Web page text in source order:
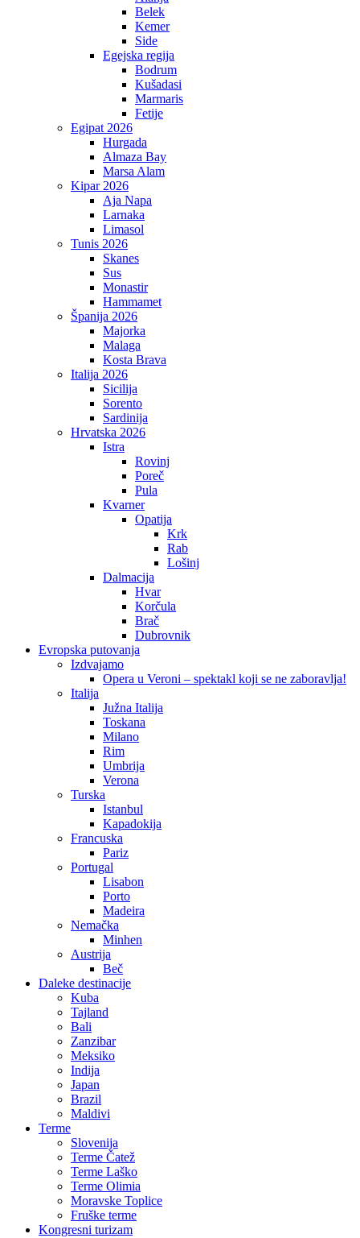
Belek
Kemer
Side
Egejska regija
Bodrum
Kušadasi
Marmaris
Fetije
Egipat 2026
Hurgada
Almaza Bay
Marsa Alam
Kipar 2026
Aja Napa
Larnaka
Limasol
Tunis 2026
Skanes
Sus
Monastir
Hammamet
Španija 2026
Majorka
Malaga
Kosta Brava
Italija 2026
Sicilija
Sorento
Sardinija
Hrvatska 2026
Istra
Rovinj
Poreč
Pula
Kvarner
Opatija
Krk
Rab
Lošinj
Dalmacija
Hvar
Korčula
Brač
Dubrovnik
Evropska putovanja
Izdvajamo
Opera u Veroni – spektakl koji se ne zaboravlja!
Italija
Južna Italija
Toskana
Milano
Rim
Umbrija
Verona
Turska
Istanbul
Kapadokija
Francuska
Pariz
Portugal
Lisabon
Porto
Madeira
Nemačka
Minhen
Austrija
Beč
Daleke destinacije
Kuba
Tajland
Bali
Zanzibar
Meksiko
Indija
Japan
Brazil
Maldivi
Terme
Slovenija
Terme Čatež
Terme Laško
Terme Olimia
Moravske Toplice
Fruške terme
Kongresni turizam